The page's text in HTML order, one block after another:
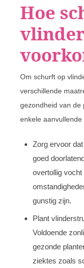
Hoe
Om schurft op
verschillende
gezondheid van de
enkele
Zorg ervoor
goed
overtollig
gunstig zijn.
Plant
Voldoende
gezonde
ziektes zoals